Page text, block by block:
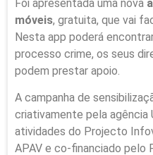
Foi apresentada uma nova
móveis, gratuita, que vai
Nesta app poderá
processo crime, os seus
podem prestar apoio.
A campanha de
criativamente pela agência
atividades do Projecto
APAV e co-financiado pelo